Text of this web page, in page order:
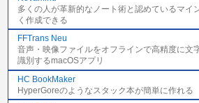
多くの人が革新的なノート術と認めているマイ
く作成できる
FFTrans Neu
音声・映像ファイルをオフラインで高精度に文
識別するmacOSアプリ
HC BookMaker
HyperGoreのようなスタック本が簡単に作れる